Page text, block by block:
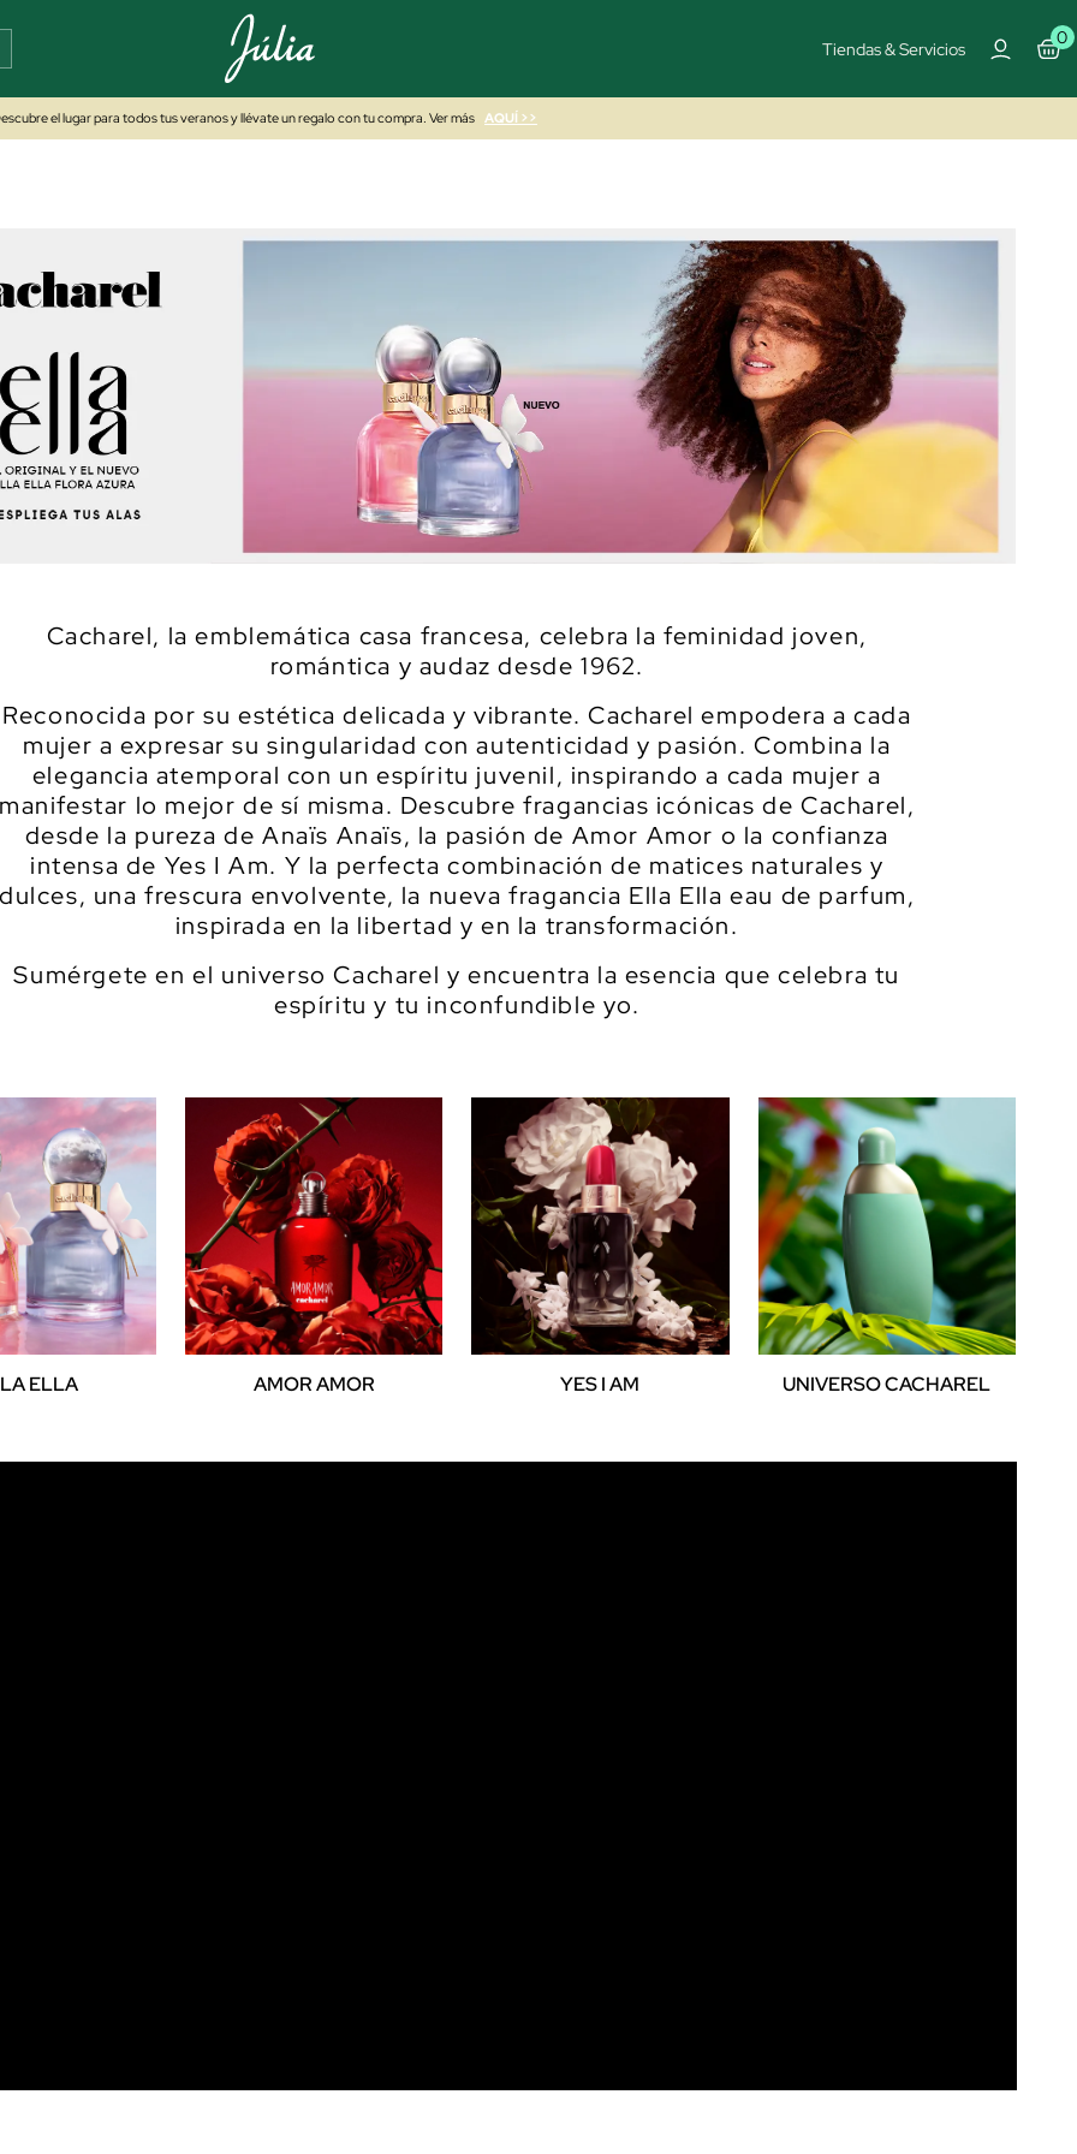
Tiendas & Servicios
0
el lugar para todos tus veranos y llévate un regalo con tu compra. Ver más AQUÍ >>
Cacharel, la emblemática casa francesa, celebra la feminidad joven,
romántica y audaz desde 1962.
Reconocida por su estética delicada y vibrante. Cacharel empodera a cada
mujer a expresar su singularidad con autenticidad y pasión. Combina la
elegancia atemporal con un espíritu juvenil, inspirando a cada mujer a
manifestar lo mejor de sí misma. Descubre fragancias icónicas de Cacharel,
desde la pureza de Anaïs Anaïs, la pasión de Amor Amor o la confianza
intensa de Yes I Am. Y la perfecta combinación de matices naturales y
una frescura envolvente, la nueva fragancia Ella Ella eau de parfum,
inspirada en la libertad y en la transformación.
Sumérgete en el universo Cacharel y encuentra la esencia que celebra tu
espíritu y tu inconfundible yo.
ELLA AMOR AMOR YES I AM UNIVERSO CACHAREL